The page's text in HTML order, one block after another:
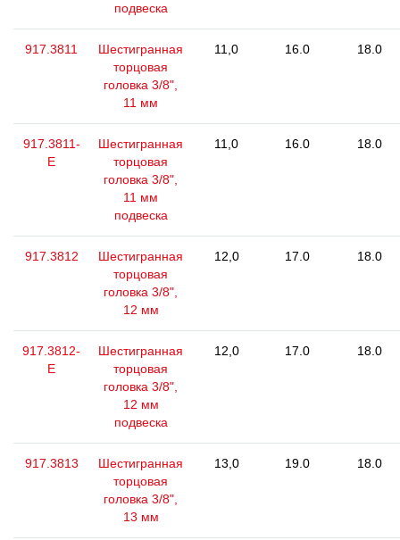
подвеска
917.3811
Шестигранная
торцовая
головка 3/8",
11 мм
11,0 16.0 18.0
917.3811-
E
Шестигранная
торцовая
головка 3/8",
11 мм
подвеска
11,0 16.0 18.0
917.3812
Шестигранная
торцовая
головка 3/8",
12 мм
12,0 17.0 18.0
917.3812-
E
Шестигранная
торцовая
головка 3/8",
12 мм
подвеска
12,0 17.0 18.0
917.3813
Шестигранная
торцовая
головка 3/8",
13 мм
13,0 19.0 18.0